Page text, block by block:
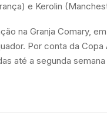
e Kerolin
na Granja Comary,
Por conta da
até a segunda